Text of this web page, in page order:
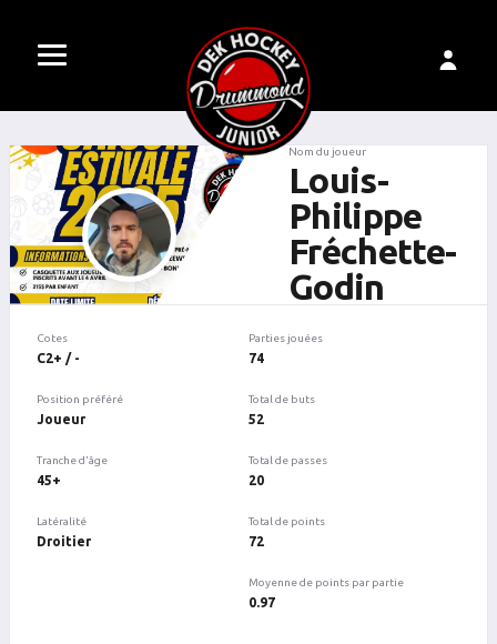
Nom du joueur
Louis-
Philippe
Fréchette-
Godin
Cotes
C2+ / -
Position préféré
Joueur
Tranche d'âge
45+
Latéralité
Droitier
Parties jouées
74
Total de buts
52
Total de passes
20
Total de points
72
Moyenne de points par partie
0.97